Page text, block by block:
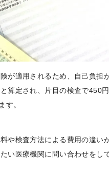
が適用されるため、自己負担
算定され、片目の検査で450
す。
や検査方法による費用の違い
い医療機関に問い合わせをし